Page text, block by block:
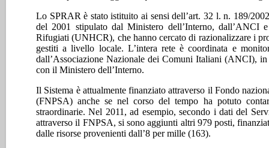
Lo SPRAR è stato istituito ai sensi dell’art. 32 l. n. 189/
del 2001 stipulato dal Ministero dell’Interno, dall’ANCI
Rifugiati (UNHCR), che hanno cercato di razionalizzare i
gestiti a livello locale. L’intera rete è coordinata e
dall’Associazione Nazionale dei Comuni Italiani (ANCI),
con il Ministero dell’Interno.
Il Sistema è attualmente finanziato attraverso il Fondo
(FNPSA) anche se nel corso del tempo ha potuto
straordinarie. Nel 2011, ad esempio, secondo i dati del
attraverso il FNPSA, si sono aggiunti altri 979 posti,
dalle risorse provenienti dall’8 per mille (163).